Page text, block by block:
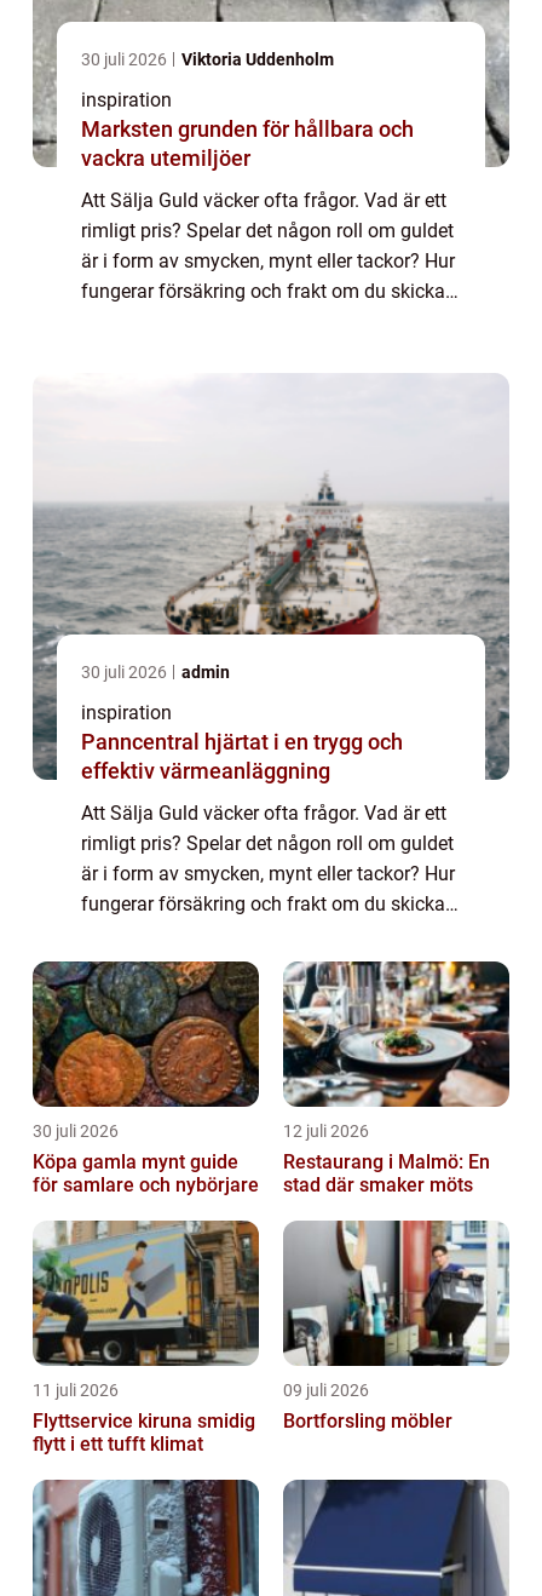
30 juli 2026 Viktoria Uddenholm
inspiration
Marksten grunden för hållbara och
vackra utemiljöer
Att Sälja Guld väcker ofta frågor. Vad är ett
rimligt pris? Spelar det någon roll om guldet
är i form av smycken, mynt eller tackor? Hur
fungerar försäkring och frakt om du skickar
30 juli 2026 admin
inspiration
Panncentral hjärtat i en trygg och
effektiv värmeanläggning
Att Sälja Guld väcker ofta frågor. Vad är ett
rimligt pris? Spelar det någon roll om guldet
är i form av smycken, mynt eller tackor? Hur
fungerar försäkring och frakt om du skickar
Sälja Guld handlar besluten både...
30 juli 2026
Köpa gamla mynt guide
för samlare och nybörjare
12 juli 2026
Restaurang i Malmö: En
stad där smaker möts
11 juli 2026
Flyttservice kiruna smidig
flytt i ett tufft klimat
09 juli 2026
Bortforsling möbler